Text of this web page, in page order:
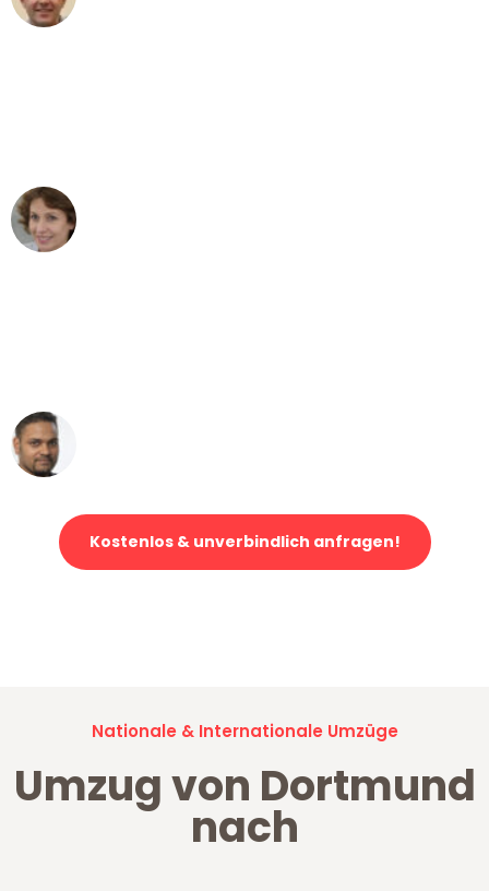
Kostenlos & unverbindlich anfragen!
Nationale & Internationale Umzüge
Umzug von Dortmund
nach